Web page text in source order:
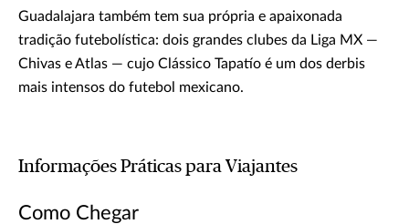
Guadalajara também tem sua própria e apaixonada
tradição futebolística: dois grandes clubes da Liga MX —
Chivas e Atlas — cujo Clássico Tapatío é um dos derbis
mais intensos do futebol mexicano.
Informações Práticas para Viajantes
Como Chegar